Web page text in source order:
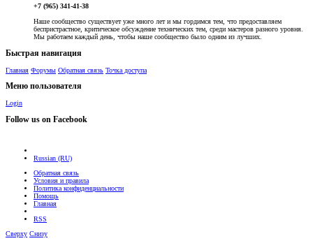
+7 (965) 341-41-38
Наше сообщество существует уже много лет и мы гордимся тем, что предоставляем
беспристрастное, критическое обсуждение технических тем, среди мастеров разного уровня.
Мы работаем каждый день, чтобы наше сообщество было одним из лучших.
Быстрая навигация
Главная Форумы Обратная связь Точка доступа
Меню пользователя
Login
Follow us on Facebook
Russian (RU)
Обратная связь
Условия и правила
Политика конфиденциальности
Помощь
Главная
RSS
Сверху Снизу